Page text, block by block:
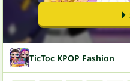
TicToc KPOP Fashion